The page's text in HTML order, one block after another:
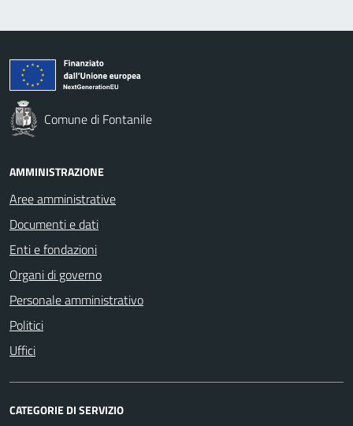
Comune di Fontanile
AMMINISTRAZIONE
Aree amministrative
Documenti e dati
Enti e fondazioni
Organi di governo
Personale amministrativo
Politici
Uffici
CATEGORIE DI SERVIZIO